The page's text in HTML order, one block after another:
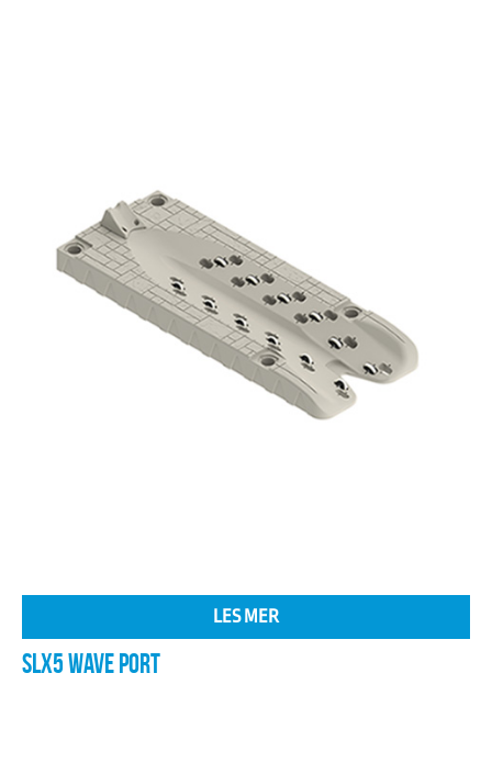
LES MER
SLX5 WAVE PORT